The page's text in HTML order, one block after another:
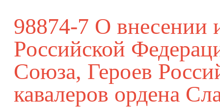
98874-7 О внесении
Российской
Союза, Героев
кавалеров ордена